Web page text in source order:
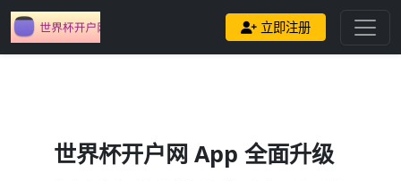
立即注册
世界杯开户网 App 全面升级